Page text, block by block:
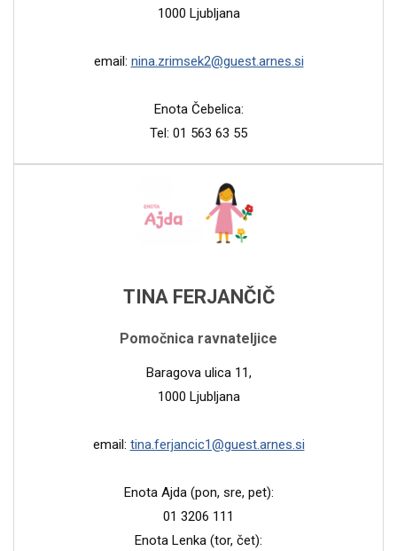
1000 Ljubljana
email: nina.zrimsek2@guest.arnes.si
Enota Čebelica:
Tel: 01 563 63 55
TINA FERJANČIČ
Pomočnica ravnateljice
Baragova ulica 11,
1000 Ljubljana
email: tina.ferjancic1@guest.arnes.si
Enota Ajda (pon, sre, pet):
01 3206 111
Enota Lenka (tor, čet):